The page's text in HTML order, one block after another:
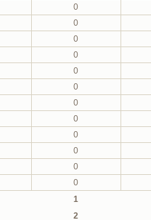
0
0
0
0
0
0
0
0
0
0
0
0
1
2